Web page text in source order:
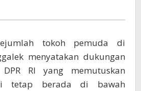
Bawah
Presiden
Sudah
Tepat
tokoh pemuda di
menyatakan dukungan
RI yang memutuskan
tetap berada di bawah